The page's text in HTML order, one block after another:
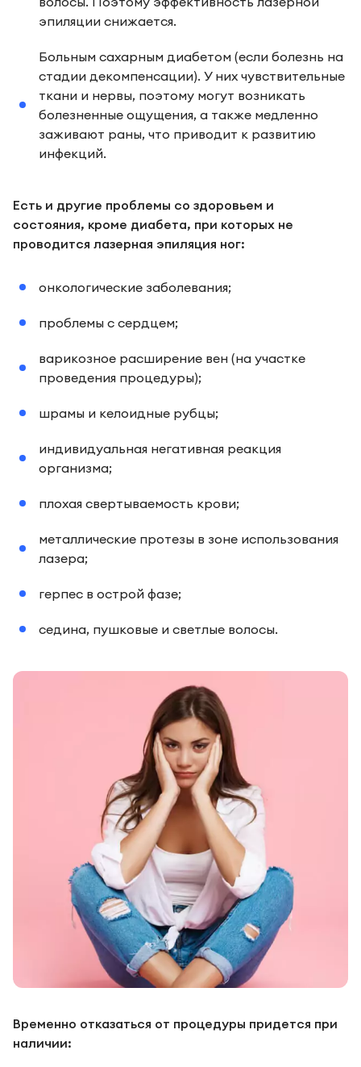
эпиляции снижается.
Больным сахарным диабетом (если болезнь на
стадии декомпенсации). У них чувствительные
ткани и нервы, поэтому могут возникать
болезненные ощущения, а также медленно
заживают раны, что приводит к развитию
инфекций.
Есть и другие проблемы со здоровьем и
состояния, кроме диабета, при которых не
проводится лазерная эпиляция ног:
онкологические заболевания;
проблемы с сердцем;
варикозное расширение вен (на участке
проведения процедуры);
шрамы и келоидные рубцы;
индивидуальная негативная реакция
организма;
плохая свертываемость крови;
металлические протезы в зоне использования
лазера;
герпес в острой фазе;
седина, пушковые и светлые волосы.
Временно отказаться от процедуры придется при
наличии: